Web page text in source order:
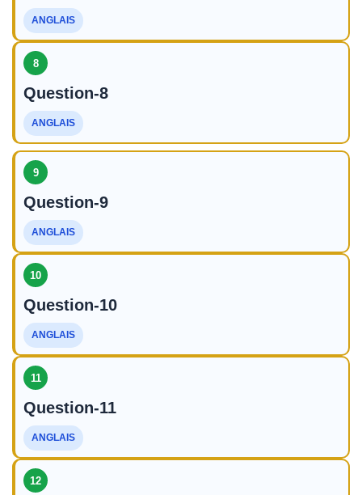
ANGLAIS
8
Question-8
ANGLAIS
9
Question-9
ANGLAIS
10
Question-10
ANGLAIS
11
Question-11
ANGLAIS
12